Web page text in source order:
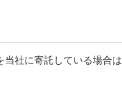
当社に寄託している場合は